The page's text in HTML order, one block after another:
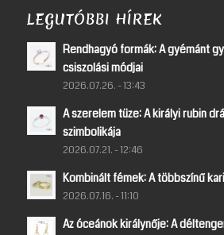
LEGUTÓBBI HÍREK
Rendhagyó formák: A gyémánt
csiszolási módjai
2026.07.26. - 13:43
A szerelem tüze: A királyi rubin
szimbolikája
2026.07.21. - 12:46
Kombinált fémek: A többszínű
2026.07.16. - 11:10
Az óceánok királynője: A